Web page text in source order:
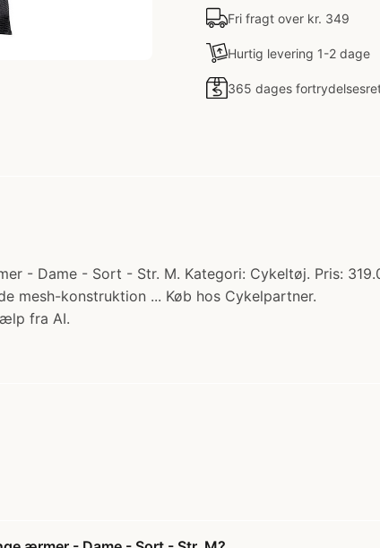
Fri fragt over kr. 349
Hurtig levering 1-2 dage
365 dages
- Dame - Sort - Str. M. Kategori: Cykeltøj. Pris:
mesh-konstruktion ... Køb hos Cykelpartner.
fra AI.